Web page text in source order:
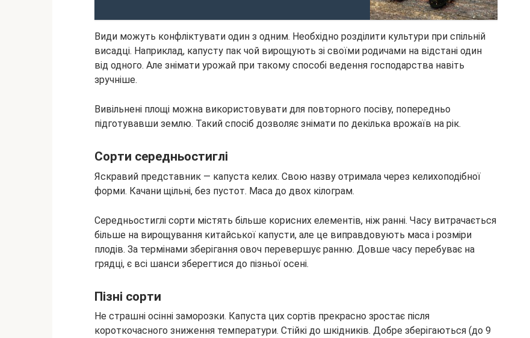
Види можуть конфліктувати один з одним. Необхідно розділити культури при спільній
висадці. Наприклад, капусту пак чой вирощують зі своїми родичами на відстані один
від одного. Але знімати урожай при такому способі ведення господарства навіть
зручніше.
Вивільнені площі можна використовувати для повторного посіву, попередньо
підготувавши землю. Такий спосіб дозволяє знімати по декілька врожаїв на рік.
Сорти середньостиглі
Яскравий представник — капуста келих. Свою назву отримала через келихоподібної
форми. Качани щільні, без пустот. Маса до двох кілограм.
Середньостиглі сорти містять більше корисних елементів, ніж ранні. Часу витрачається
більше на вирощування китайської капусти, але це виправдовують маса і розміри
плодів. За термінами зберігання овоч перевершує ранню. Довше часу перебуває на
грядці, є всі шанси зберегтися до пізньої осені.
Пізні сорти
Не страшні осінні заморозки. Капуста цих сортів прекрасно зростає після
короткочасного зниження температури. Стійкі до шкідників. Добре зберігаються (до 9